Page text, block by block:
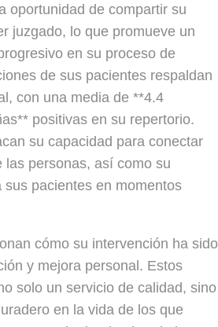
oportunidad de compartir su
juzgado, lo que promueve un
en su proceso de
de sus pacientes respaldan
con una media de **4.4
positivas en su repertorio.
su capacidad para conectar
las personas, así como su
sus pacientes en momentos
cómo su intervención ha sido
y mejora personal. Estos
solo un servicio de calidad, sino
en la vida de los que